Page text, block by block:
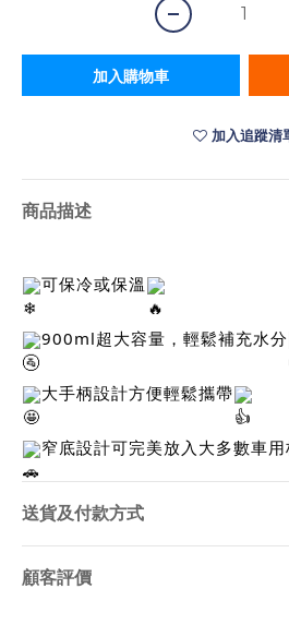
加入購物車
加入追蹤清
商品描述
可保冷或保溫
900ml超大容量，輕鬆補充水分
大手柄設計方便輕鬆攜帶
窄底設計可完美放入大多數車用
送貨及付款方式
顧客評價